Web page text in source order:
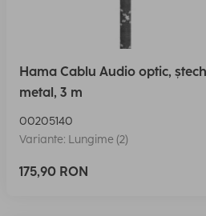
Hama Cablu Audio optic,
metal, 3 m
00205140
Variante: Lungime (2)
175,90 RON